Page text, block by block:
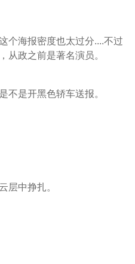
个海报密度也太过分....不过
从政之前是著名演员。
不是开黑色轿车送报。
层中挣扎。